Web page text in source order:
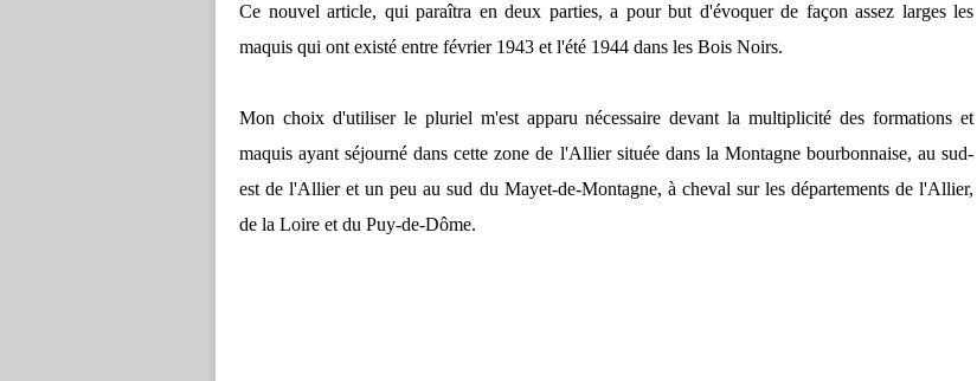
Ce nouvel article, qui paraîtra en deux parties, a pour but d'évoquer de façon assez larges les
maquis qui ont existé entre février 1943 et l'été 1944 dans les Bois Noirs.
Mon choix d'utiliser le pluriel m'est apparu nécessaire devant la multiplicité des formations et
maquis ayant séjourné dans cette zone de l'Allier située dans la Montagne bourbonnaise, au sud-
est de l'Allier et un peu au sud du Mayet-de-Montagne, à cheval sur les départements de l'Allier,
de la Loire et du Puy-de-Dôme.